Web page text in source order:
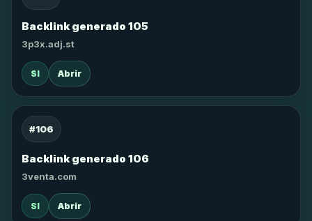
Backlink generado 105
3p3x.adj.st
SI Abrir
#106
Backlink generado 106
3venta.com
SI Abrir